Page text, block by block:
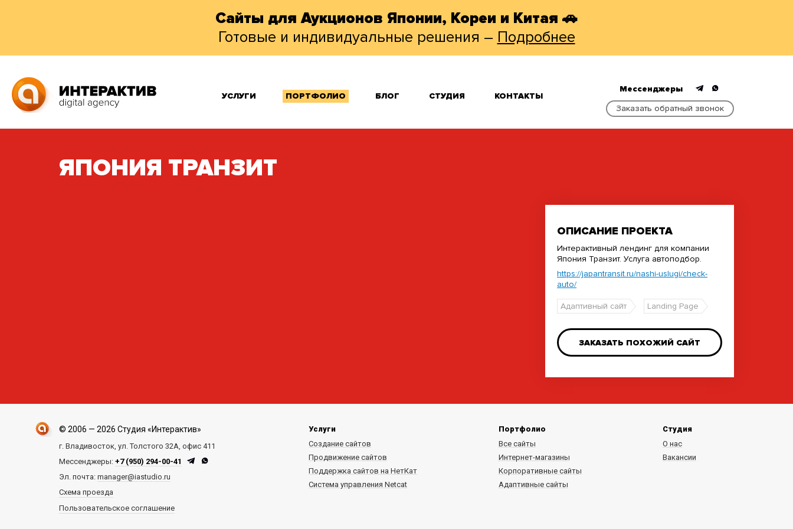
Сайты для Аукционов Японии, Кореи и Китая 🚗
Готовые и индивидуальные решения – Подробнее
Мессенджеры
Заказать обратный звонок
УСЛУГИ ПОРТФОЛИО БЛОГ СТУДИЯ КОНТАКТЫ
ЯПОНИЯ ТРАНЗИТ
ОПИСАНИЕ ПРОЕКТА
Интерактивный лендинг для компании
Япония Транзит. Услуга автоподбор.
https://japantransit.ru/nashi-uslugi/check-
auto/
Адаптивный сайт Landing Page
ЗАКАЗАТЬ ПОХОЖИЙ САЙТ
© 2006 — 2026 Студия «Интерактив»
г. Владивосток, ул. Толстого 32А, офис 411
Мессенджеры: +7 (950) 294-00-41
Эл. почта: manager@iastudio.ru
Схема проезда
Пользовательское соглашение
Услуги
Создание сайтов
Продвижение сайтов
Поддержка сайтов на НетКат
Система управления Netcat
Портфолио
Все сайты
Интернет-магазины
Корпоративные сайты
Адаптивные сайты
Студия
О нас
Вакансии